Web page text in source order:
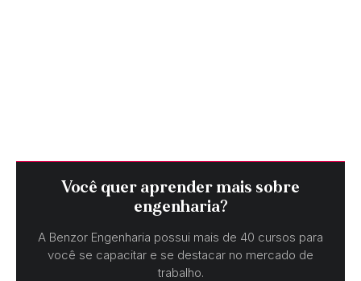
Você quer aprender mais sobre
engenharia?
A Benzor Engenharia possui mais de 40 cursos para
você se capacitar e se destacar no mercado de
trabalho.